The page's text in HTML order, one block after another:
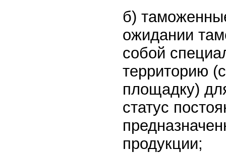
б)
ожидании
собой
территорию
площадку)
статус
продукции;